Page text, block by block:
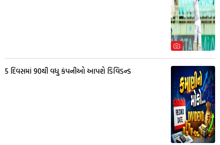
5 દિવસમાં 90થી વધુ કંપનીઓ આપશે ડિવિડન્ડ